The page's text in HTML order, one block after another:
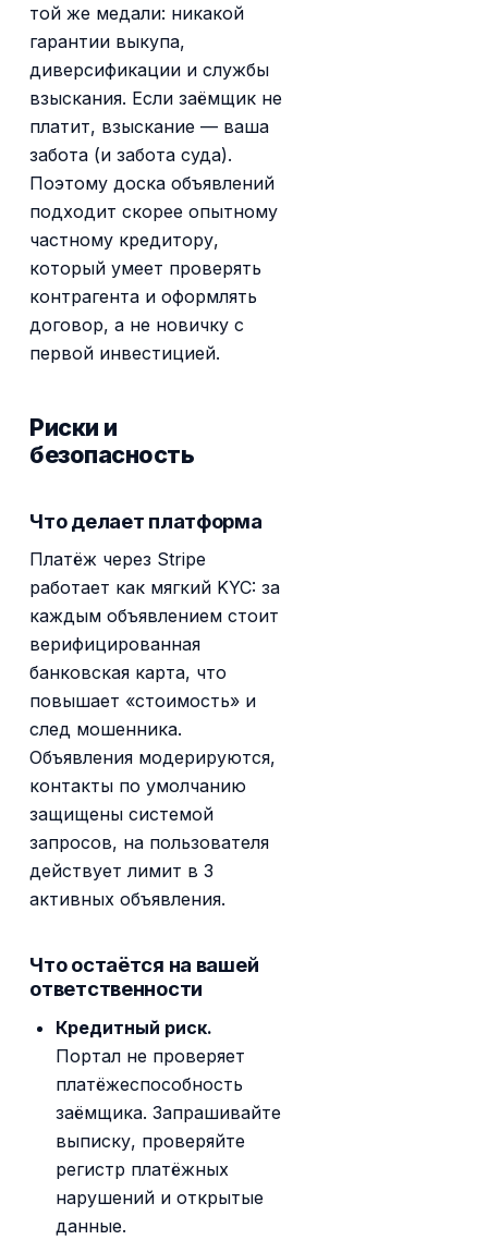
той же медали: никакой
гарантии выкупа,
диверсификации и службы
взыскания. Если заёмщик не
платит, взыскание — ваша
забота (и забота суда).
Поэтому доска объявлений
подходит скорее опытному
частному кредитору,
который умеет проверять
контрагента и оформлять
договор, а не новичку с
первой инвестицией.
Риски и
безопасность
Что делает платформа
Платёж через Stripe
работает как мягкий KYC: за
каждым объявлением стоит
верифицированная
банковская карта, что
повышает «стоимость» и
след мошенника.
Объявления модерируются,
контакты по умолчанию
защищены системой
запросов, на пользователя
действует лимит в 3
активных объявления.
Что остаётся на вашей
ответственности
Кредитный риск.
Портал не проверяет
платёжеспособность
заёмщика. Запрашивайте
выписку, проверяйте
регистр платёжных
нарушений и открытые
данные.